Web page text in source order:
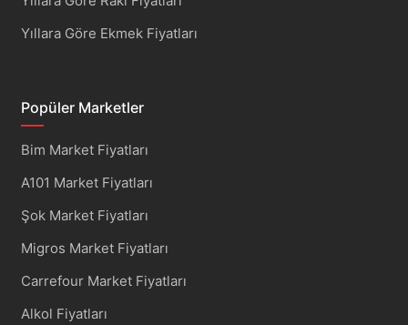
Yıllara Göre Ekmek Fiyatları
Popüler Marketler
Bim Market Fiyatları
A101 Market Fiyatları
Şok Market Fiyatları
Migros Market Fiyatları
Carrefour Market Fiyatları
Alkol Fiyatları